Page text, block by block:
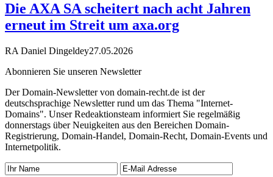
Die AXA SA scheitert nach acht Jahren
erneut im Streit um axa.org
RA Daniel Dingeldey27.05.2026
Abonnieren Sie unseren Newsletter
Der Domain-Newsletter von domain-recht.de ist der
deutschsprachige Newsletter rund um das Thema "Internet-
Domains". Unser Redeaktionsteam informiert Sie regelmäßig
donnerstags über Neuigkeiten aus den Bereichen Domain-
Registrierung, Domain-Handel, Domain-Recht, Domain-Events und
Internetpolitik.